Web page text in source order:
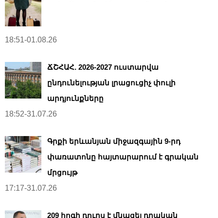
18:51-01.08.26
ՃՇՀԱՀ. 2026-2027 ուստարվա
ընդունելության լրացուցիչ փուլի
արդյունքները
18:52-31.07.26
Գրքի երևանյան միջազգային 9-րդ
փառատոնը հայտարարում է գրական
մրցույթ
17:17-31.07.26
209 հոգի դուրս է մնացել դրական